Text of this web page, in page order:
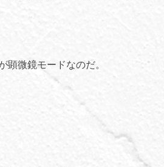
顕微鏡モードなのだ。